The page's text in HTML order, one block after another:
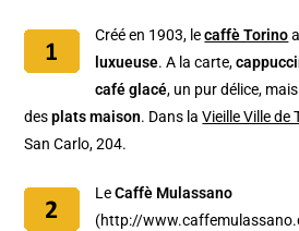
Créé en 1903, lecaffè Torino
luxueuse. A la carte,
café glacé, un pur délice,
desplats maison. Dans laVieille Ville de
San Carlo, 204.
LeCaffè Mulassano
(http://